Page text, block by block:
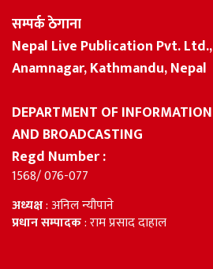
सम्पर्क ठेगाना
Nepal Live Publication Pvt. Ltd.,
Anamnagar, Kathmandu, Nepal
DEPARTMENT OF INFORMATION
AND BROADCASTING
Regd Number :
1568/ 076-077
अध्यक्ष: अनिल न्यौपाने
प्रधान सम्पादक: राम प्रसाद दाहाल